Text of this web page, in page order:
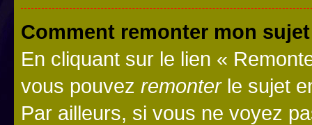
Comment remonter mon
En cliquant sur le lien «
vous pouvez remonterle sujet
Par ailleurs, si vous ne voyez